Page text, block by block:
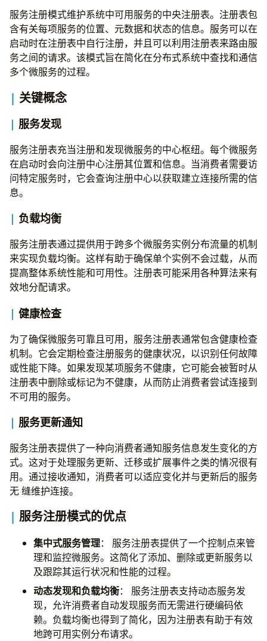
服务注册模式维护系统中可用服务的中央注册表。注册表包
含有关每项服务的位置、元数据和状态的信息。服务可以在
启动时在注册表中自行注册，并且可以利用注册表来路由服
务之间的请求。该模式旨在简化在分布式系统中查找和通信
多个微服务的过程。
关键概念
服务发现
服务注册表充当注册和发现微服务的中心枢纽。每个微服务
在启动时会向注册中心注册其位置和信息。当消费者需要访
问特定服务时，它会查询注册中心以获取建立连接所需的信
息。
负载均衡
服务注册表通过提供用于跨多个微服务实例分布流量的机制
来实现负载均衡。这样有助于确保单个实例不会过载，从而
提高整体系统性能和可用性。注册表可能采用各种算法来有
效地分配请求。
健康检查
为了确保微服务可靠且可用，服务注册表通常包含健康检查
机制。它会定期检查注册服务的健康状况，以识别任何故障
或性能下降。如果发现某项服务不健康，它可能会被暂时从
注册表中删除或标记为不健康，从而防止消费者尝试连接到
不可用的服务。
服务更新通知
服务注册表提供了一种向消费者通知服务信息发生变化的方
式。这对于处理服务更新、迁移或扩展事件之类的情况很有
用。通过接收通知，消费者可以适应变化并与更新后的服务
无 缝维护连接。
服务注册模式的优点
集中式服务管理： 服务注册表提供了一个控制点来管
理和监控微服务。这简化了添加、删除或更新服务以
及跟踪其运行状况和性能的过程。
动态发现和负载均衡： 服务注册表支持动态服务发
现，允许消费者自动发现服务而无需进行硬编码依
赖。负载均衡也得到了简化，因为注册表有助于有效
地跨可用实例分布请求。